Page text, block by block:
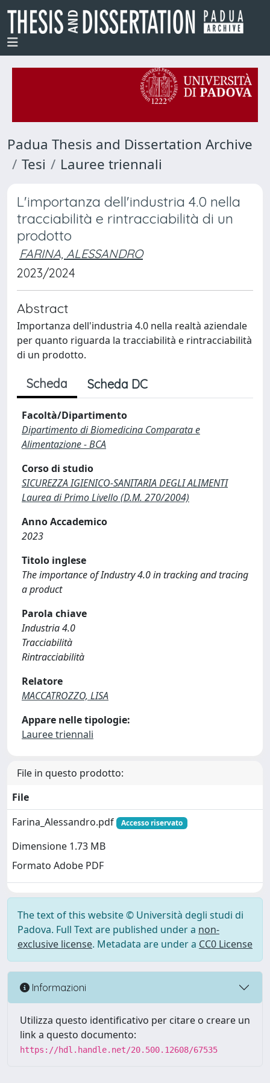
Padua Thesis and Dissertation Archive
Tesi
Lauree triennali
L'importanza dell'industria 4.0 nella
tracciabilità e rintracciabilità di un
prodotto
FARINA, ALESSANDRO
2023/2024
Abstract
Importanza dell'industria 4.0 nella realtà aziendale
per quanto riguarda la tracciabilità e rintracciabilità
di un prodotto.
Scheda Scheda DC
Facoltà/Dipartimento
Dipartimento di Biomedicina Comparata e
Alimentazione - BCA
Corso di studio
SICUREZZA IGIENICO-SANITARIA DEGLI ALIMENTI
Laurea di Primo Livello (D.M. 270/2004)
Anno Accademico
2023
Titolo inglese
The importance of Industry 4.0 in tracking and tracing
a product
Parola chiave
Industria 4.0
Tracciabilità
Rintracciabilità
Relatore
MACCATROZZO, LISA
Appare nelle tipologie:
Lauree triennali
File in questo prodotto:
File
Farina_Alessandro.pdf
Accesso riservato
Dimensione 1.73 MB
Formato Adobe PDF
The text of this website © Università degli studi di
Padova. Full Text are published under a non-
exclusive license. Metadata are under a CC0 License
Informazioni
Utilizza questo identificativo per citare o creare un
link a questo documento:
https://hdl.handle.net/20.500.12608/67535